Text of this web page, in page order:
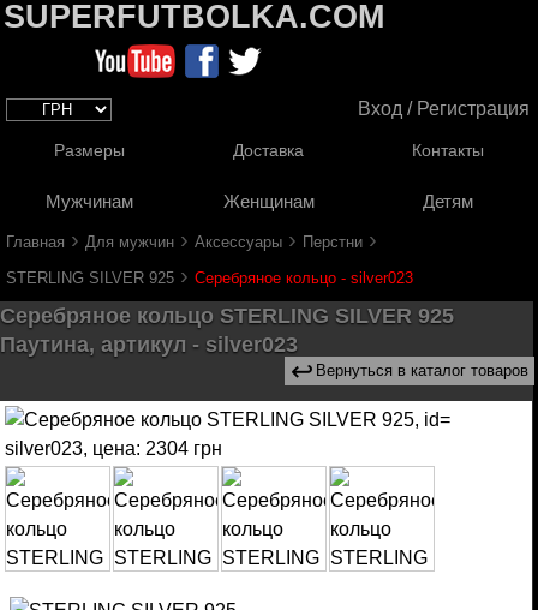
SUPERFUTBOLKA.COM
Вход / Регистрация
Размеры Доставка Контакты
Мужчинам Женщинам Детям
Главная › Для мужчин › Аксессуары › Перстни ›
STERLING SILVER 925 › Серебряное кольцо - silver023
Серебряное кольцо STERLING SILVER 925
Паутина, артикул - silver023
↩ Вернуться в каталог товаров